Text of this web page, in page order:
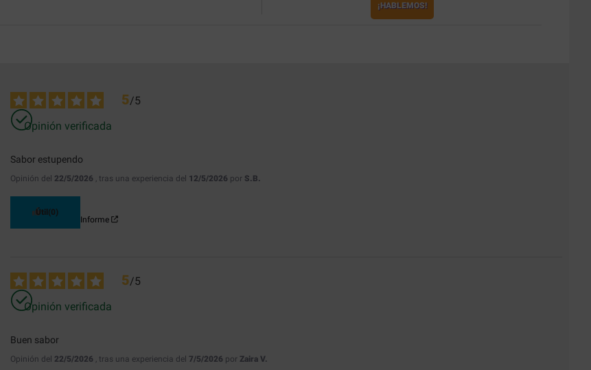
¡HABLEMOS!
5/5
Opinión verificada
Sabor estupendo
Opinión del 22/5/2026 , tras una experiencia del 12/5/2026 por S.B.
Útil (0)
Informe
5/5
Opinión verificada
Buen sabor
Opinión del 22/5/2026 , tras una experiencia del7/5/2026 por Zaira V.